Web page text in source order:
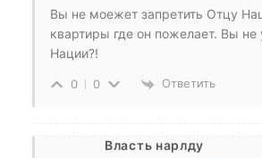
Вы не моежет запретить Отцу
квартиры где он пожелает. Вы
Нации?!
0 0 Ответить
Власть нарлду